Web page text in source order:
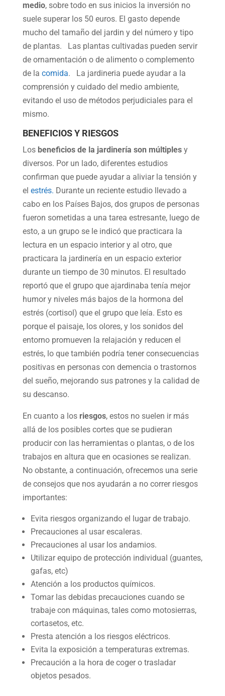
medio, sobre todo en sus inicios la inversión no
suele superar los 50 euros. El gasto depende
mucho del tamaño del jardin y del número y tipo
de plantas. Las plantas cultivadas pueden servir
de ornamentación o de alimento o complemento
de la comida. La jardineria puede ayudar a la
comprensión y cuidado del medio ambiente,
evitando el uso de métodos perjudiciales para el
mismo.
BENEFICIOS Y RIESGOS
Los beneficios de la jardinería son múltiplesy
diversos. Por un lado, diferentes estudios
confirman que puede ayudar a aliviar la tensión y
el estrés. Durante un reciente estudio llevado a
cabo en los Países Bajos, dos grupos de personas
fueron sometidas a una tarea estresante, luego de
esto, a un grupo se le indicó que practicara la
lectura en un espacio interior y al otro, que
practicara la jardinería en un espacio exterior
durante un tiempo de 30 minutos. El resultado
reportó que el grupo que ajardinaba tenía mejor
humor y niveles más bajos de la hormona del
estrés (cortisol) que el grupo que leía. Esto es
porque el paisaje, los olores, y los sonidos del
entorno promueven la relajación y reducen el
estrés, lo que también podría tener consecuencias
positivas en personas con demencia o trastornos
del sueño, mejorando sus patrones y la calidad de
su descanso.
En cuanto a los riesgos, estos no suelen ir más
allá de los posibles cortes que se pudieran
producir con las herramientas o plantas, o de los
trabajos en altura que en ocasiones se realizan.
No obstante, a continuación, ofrecemos una serie
de consejos que nos ayudarán a no correr riesgos
importantes:
Evita riesgos organizando el lugar de trabajo.
Precauciones al usar escaleras.
Precauciones al usar los andamios.
Utilizar equipo de protección individual (guantes,
gafas, etc)
Atención a los productos químicos.
Tomar las debidas precauciones cuando se
trabaje con máquinas, tales como motosierras,
cortasetos, etc.
Presta atención a los riesgos eléctricos.
Evita la exposición a temperaturas extremas.
Precaución a la hora de coger o trasladar
objetos pesados.